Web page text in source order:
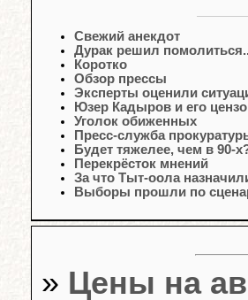
Свежий анекдот
Дурак решил
Коротко
Обзор прессы
Эксперты оценили
Юзер Кадыров и его
Уголок обиженных
Пресс-служба
Будет тяжелее, чем в 90-
Перекрёсток мнений
За что Тыт-оола
Выборы прошли по
» Цены на